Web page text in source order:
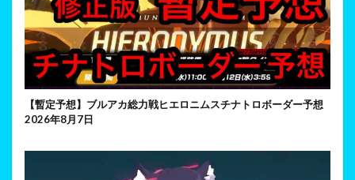
【暫定予想】ブルアカ総力戦ヒエロニムスチナトロボーダー予想
2026年8月7日